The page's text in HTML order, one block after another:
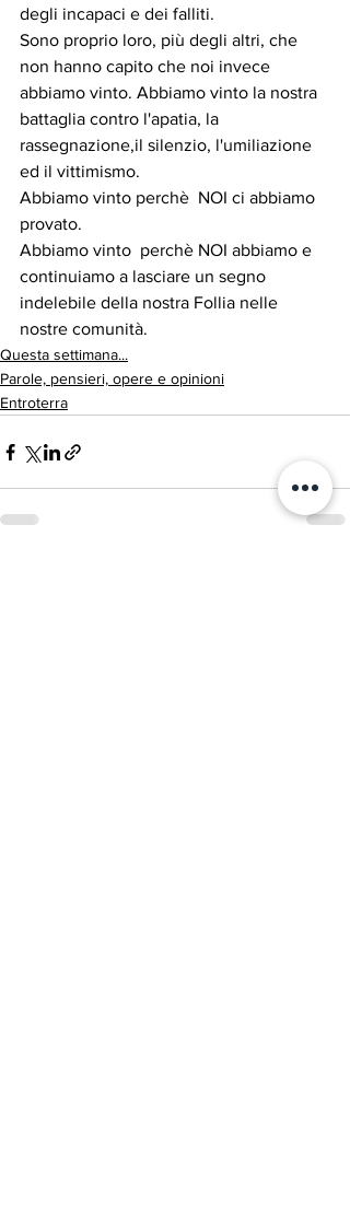
degli incapaci e dei falliti.
Sono proprio loro, più degli altri, che
non hanno capito che noi invece
abbiamo vinto. Abbiamo vinto la nostra
battaglia contro l'apatia, la
rassegnazione,il silenzio, l'umiliazione
ed il vittimismo.
Abbiamo vinto perchè  NOI ci abbiamo
provato.
Abbiamo vinto  perchè NOI abbiamo e
continuiamo a lasciare un segno
indelebile della nostra Follia nelle
nostre comunità.
Questa settimana...
Parole, pensieri, opere e opinioni
Entroterra